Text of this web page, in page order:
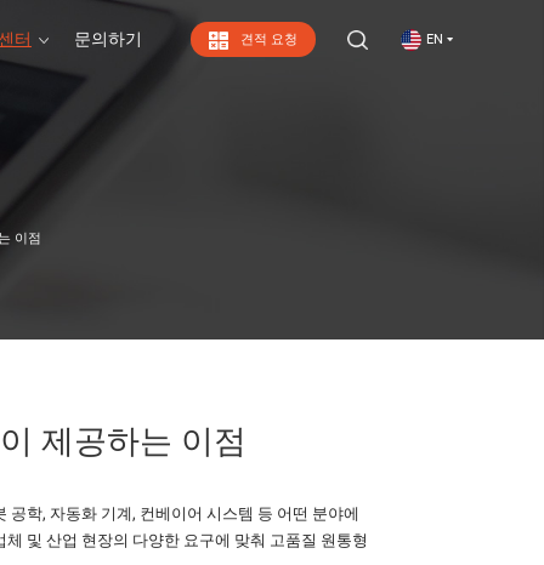
EN
견적 요청
터 문의하기
이점
제공하는 이점
학, 자동화 기계, 컨베이어 시스템 등 어떤 분야에
및 산업 현장의 다양한 요구에 맞춰 고품질 원통형